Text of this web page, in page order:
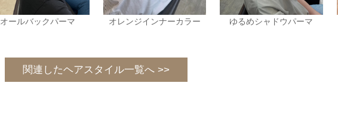
オールバックパーマ オレンジインナーカラー ゆるめシャドウパーマ
関連したヘアスタイル一覧へ >>